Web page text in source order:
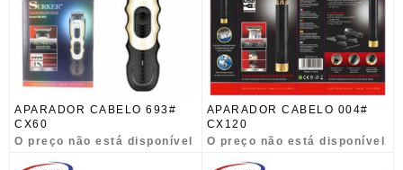
APARADOR CABELO 693#
CX60
O preço não está disponível
APARADOR CABELO 004#
CX120
O preço não está disponível